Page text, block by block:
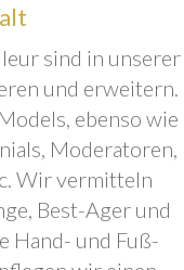
sind in unserer
und erweitern.
ebenso wie
Moderatoren,
Wir vermitteln
Best-Ager und
Hand- und Fuß-